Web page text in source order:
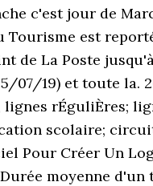
c'est jour de
Tourisme est
de La Poste
07/19) et toute la.
lignes rÉguliÈres;
scolaire;
Pour Créer Un
Durée moyenne d'un